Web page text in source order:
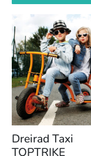
Dreirad Taxi
TOPTRIKE